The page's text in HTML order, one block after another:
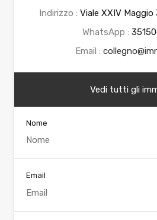
Indirizzo : Viale XXIV
WhatsApp :
Email :
Vedi tutti gli
Nome
Email